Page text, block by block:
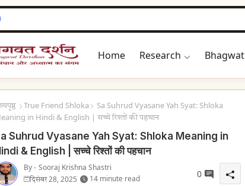
Home Research Bhagwat
True Friend Shloka
Sa Suhrud Vyasane Yah Syat: Shloka
in Hindi & English | सच्चे रिश्तों की पहचान
Suhrud Vyasane Yah Syat: Shloka Meaning in
& English | सच्चे रिश्तों की पहचान
By - Sooraj Krishna Shastri
दिसंबर 28, 2025
14 minute read 0